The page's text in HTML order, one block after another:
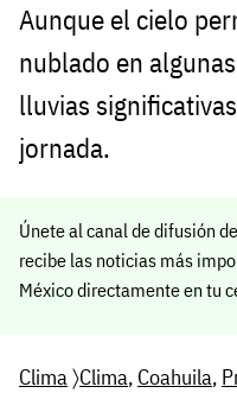
Aunque el cielo
nublado en
lluvias
jornada.
Únete al canal de difusión
recibe las noticias más
México directamente en tu
Clima〉Clima, Coahuila,